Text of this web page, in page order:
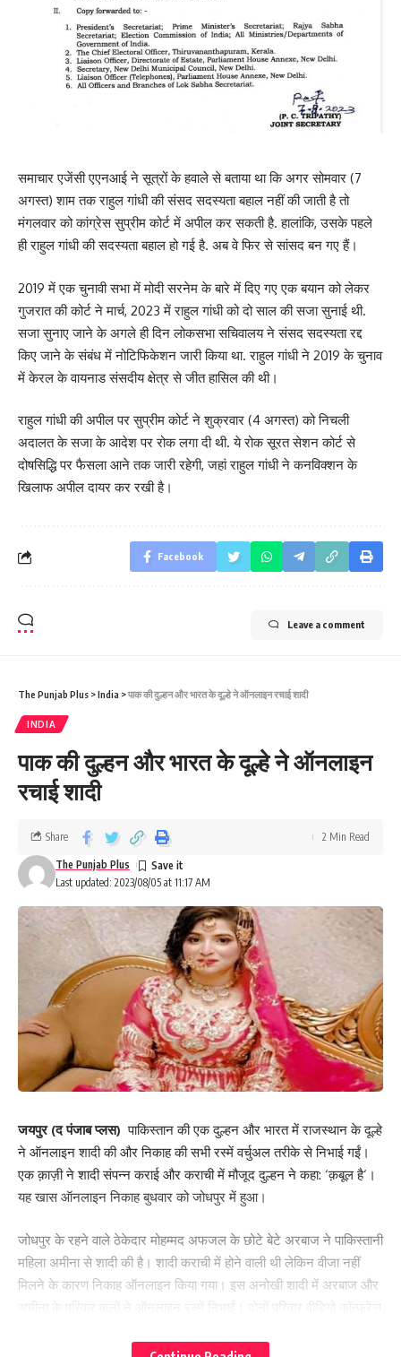
समाचार एजेंसी एएनआई ने सूत्रों के हवाले से बताया था कि अगर सोमवार (7
अगस्त) शाम तक राहुल गांधी की संसद सदस्यता बहाल नहीं की जाती है तो
मंगलवार को कांग्रेस सुप्रीम कोर्ट में अपील कर सकती है. हालांकि, उसके पहले
ही राहुल गांधी की सदस्यता बहाल हो गई है. अब वे फिर से सांसद बन गए हैं।
2019 में एक चुनावी सभा में मोदी सरनेम के बारे में दिए गए एक बयान को लेकर
गुजरात की कोर्ट ने मार्च, 2023 में राहुल गांधी को दो साल की सजा सुनाई थी.
सजा सुनाए जाने के अगले ही दिन लोकसभा सचिवालय ने संसद सदस्यता रद्द
किए जाने के संबंध में नोटिफिकेशन जारी किया था. राहुल गांधी ने 2019 के चुनाव
में केरल के वायनाड संसदीय क्षेत्र से जीत हासिल की थी।
राहुल गांधी की अपील पर सुप्रीम कोर्ट ने शुक्रवार (4 अगस्त) को निचली
अदालत के सजा के आदेश पर रोक लगा दी थी. ये रोक सूरत सेशन कोर्ट से
दोषसिद्धि पर फैसला आने तक जारी रहेगी, जहां राहुल गांधी ने कनविक्शन के
खिलाफ अपील दायर कर रखी है।
Facebook
Leave a comment
The Punjab Plus >India >पाक की दुल्हन और भारत के दूल्हे ने ऑनलाइन रचाई शादी
INDIA
पाक की दुल्हन और भारत के दूल्हे ने ऑनलाइन
रचाई शादी
Last updated: 2023/08/05 at 11:17 AM
The Punjab Plus
Share 2 Min Read
जयपुर (द पंजाब प्लस)पाकिस्तान की एक दुल्हन और भारत में राजस्थान के दूल्हे
ने ऑनलाइन शादी की और निकाह की सभी रस्में वर्चुअल तरीके से निभाई गईं।
एक क़ाज़ी ने शादी संपन्न कराई और कराची में मौजूद दुल्हन ने कहा: ‘क़बूल है‘।
यह खास ऑनलाइन निकाह बुधवार को जोधपुर में हुआ।
जोधपुर के रहने वाले ठेकेदार मोहम्मद अफजल के छोटे बेटे अरबाज ने पाकिस्तानी
महिला अमीना से शादी की है। शादी कराची में होने वाली थी लेकिन वीजा नहीं
मिलने के कारण निकाह ऑनलाइन किया गया। इस अनोखी शादी में अरबाज और
अमीना के परिवार वालों ने ऑनलाइन रस्में निभाईं। दोनों परिवार वीडियो कॉन्फ्रेंस
लगाई गई थीं। दूल्हे के पिता मोहम्मद अफजल ने कहा कि दुल्हन पाकिस्तान से